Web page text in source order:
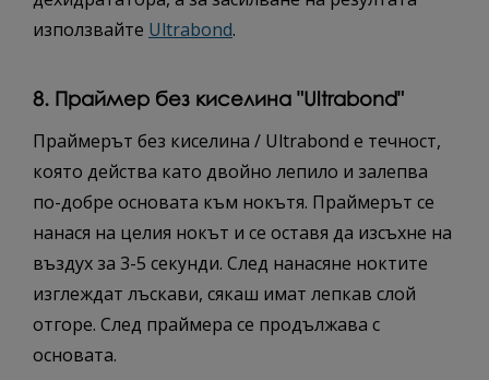
използвайте Ultrabond.
8. Праймер без киселина "Ultrabond"
Праймерът без киселина / Ultrabond е течност,
която действа като двойно лепило и залепва
по-добре основата към нокътя. Праймерът се
нанася на целия нокът и се оставя да изсъхне на
въздух за 3-5 секунди. След нанасяне ноктите
изглеждат лъскави, сякаш имат лепкав слой
отгоре. След праймера се продължава с
основата.